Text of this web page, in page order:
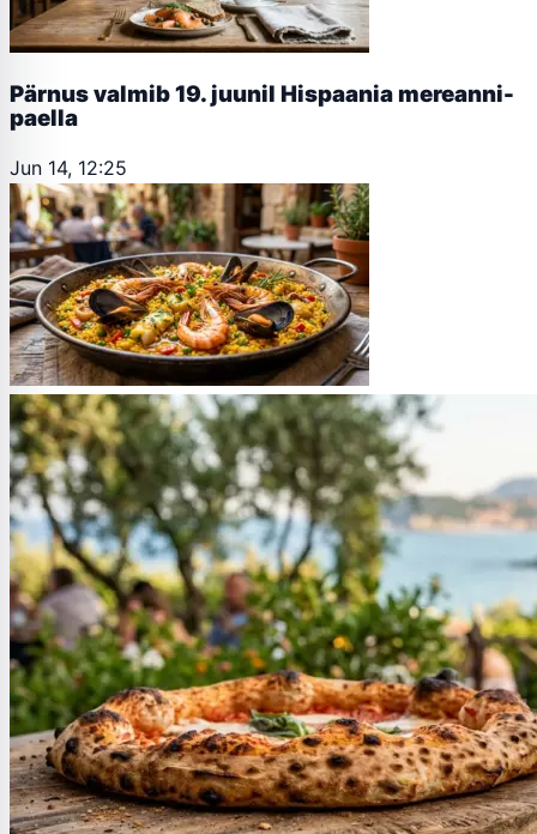
Pärnus valmib 19. juunil Hispaania mereanni-
paella
Jun 14, 12:25